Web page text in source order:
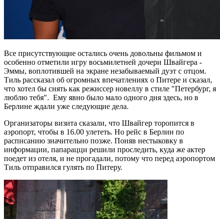
Все присутствующие остались очень довольны фильмом и
особенно отметили игру восьмилетней дочери Швайгера -
Эммы, воплотившей на экране незабываемый дуэт с отцом.
Тиль рассказал об огромных впечатлениях о Питере и сказал,
что хотел бы снять как режиссер новеллу в стиле "Петербург, я
люблю тебя". Ему явно было мало одного дня здесь, но в
Берлине ждали уже следующие дела.
Организаторы визита сказали, что Швайгер торопится в
аэропорт, чтобы в 16.00 улететь. Но рейс в Берлин по
расписанию значительно позже. Поняв нестыковку в
информации, папарацци решили проследить, куда же актер
поедет из отеля, и не прогадали, потому что перед аэропортом
Тиль отправился гулять по Питеру.